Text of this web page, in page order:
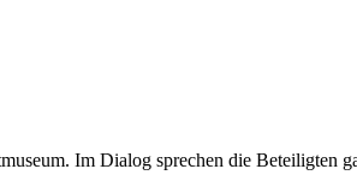
Im Dialog sprechen die Beteiligten